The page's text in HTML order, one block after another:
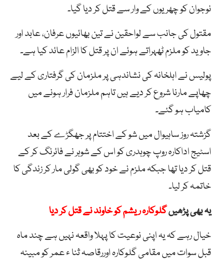
نوجوان کو چھریوں کے وار سے قتل کر دیا گیا۔
مقتول کی جانب سے لواحقین نے تین بھائیوں عرفان، عابد اور
جاوید کو ملزم ٹھہراتے ہوئے ان پر قتل کا الزام عائد کیا ہے۔
پولیس نے اہلخانہ کی نشاندہی پر ملزمان کی گرفتاری کے لیے
چھاپے مارنا شروع کر دیے ہیں تاہم ملزمان فرار ہونے میں
کامیاب ہو گئے۔
گزشتہ روز ساہیوال میں شو کے اختتام پر جھگڑے کے بعد
اسٹیج اداکارہ روپ چوہدری کو اس کے شوہر نے فائرنگ کر کے
قتل کر دیا تھا جبکہ ملزم نے خود کو بھی گولی مار کر زندگی کا
خاتمہ کر لیا۔
یہ بھی پڑھیںگلوکارہ ریشم کو خاوند نے قتل کر دیا
خیال رہے کہ یہ اپنی نوعیت کا پہلا واقعہ نہیں ہے چند ماہ
قبل سوات میں مقامی گلوکارہ اوررقاصہ ثنا ء عمر کو مبینہ